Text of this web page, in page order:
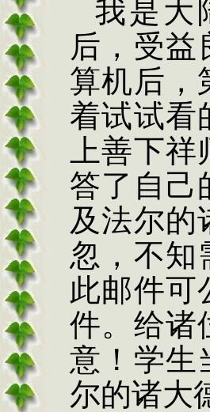
我是大
后，受益
算机后，
着试试看
上善下
答了自己
及法尔的
忽，不知
此邮件可
件。给诸
意！学生
尔的诸大